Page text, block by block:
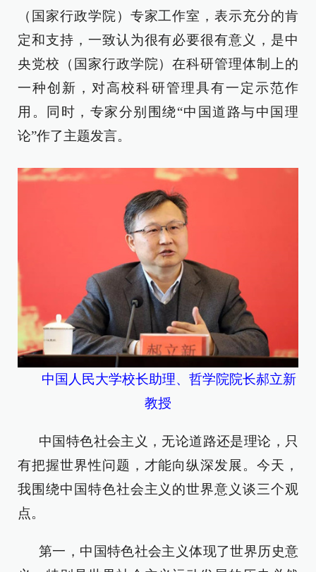
（国家行政学院）专家工作室，表示充分的肯
定和支持，一致认为很有必要很有意义，是中
央党校（国家行政学院）在科研管理体制上的
一种创新，对高校科研管理具有一定示范作
用。同时，专家分别围绕“中国道路与中国理
论”作了主题发言。
中国人民大学校长助理、哲学院院长郝立新
教授
中国特色社会主义，无论道路还是理论，只
有把握世界性问题，才能向纵深发展。今天，
我围绕中国特色社会主义的世界意义谈三个观
点。
第一，中国特色社会主义体现了世界历史意